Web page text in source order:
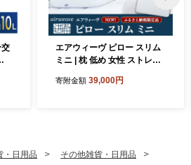
エアウィーヴ ピロー スリム
ミニ | 枕 低め 女性 ストレー
える枕 高さ調整シート ギフ
寄附金額 39,000円
・日用品 その他雑貨・日用品